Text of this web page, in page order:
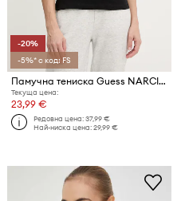
-20%
-5%* с код: FS
Памучна тениска Guess NARCISO
Текуща цена:
23,99 €
Редовна цена:37,99 €
Най-ниска цена:29,99 €